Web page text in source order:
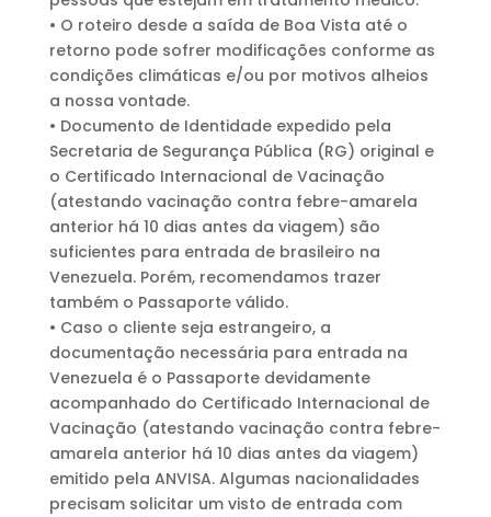
• O roteiro desde a saída de Boa Vista até o
retorno pode sofrer modificações conforme as
condições climáticas e/ou por motivos alheios
a nossa vontade.
• Documento de Identidade expedido pela
Secretaria de Segurança Pública (RG) original e
o Certificado Internacional de Vacinação
(atestando vacinação contra febre-amarela
anterior há 10 dias antes da viagem) são
suficientes para entrada de brasileiro na
Venezuela. Porém, recomendamos trazer
também o Passaporte válido.
• Caso o cliente seja estrangeiro, a
documentação necessária para entrada na
Venezuela é o Passaporte devidamente
acompanhado do Certificado Internacional de
Vacinação (atestando vacinação contra febre-
amarela anterior há 10 dias antes da viagem)
emitido pela ANVISA. Algumas nacionalidades
precisam solicitar um visto de entrada com